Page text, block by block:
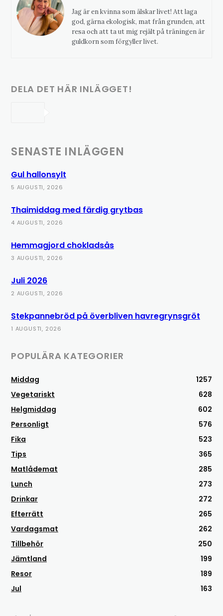
Jag är en kvinna som älskar livet! Att laga
god, gärna ekologisk, mat från grunden, att
resa och att ta ut mig rejält på träningen är
guldkorn som förgyller livet.
DELA DET HÄR INLÄGGET!
SENASTE INLÄGGEN
Gul hallonsylt
5 AUGUSTI, 2026
Thaimiddag med färdig grytbas
4 AUGUSTI, 2026
Hemmagjord chokladsås
3 AUGUSTI, 2026
Juli 2026
2 AUGUSTI, 2026
Stekpannebröd på överbliven havregrynsgröt
1 AUGUSTI, 2026
POPULÄRA KATEGORIER
Middag
1257
Vegetariskt
628
Helgmiddag
602
Personligt
576
Fika
523
Tips
365
Matlådemat
285
Lunch
273
Drinkar
272
Efterrätt
265
Vardagsmat
262
Tillbehör
250
Jämtland
199
Resor
189
Jul
163